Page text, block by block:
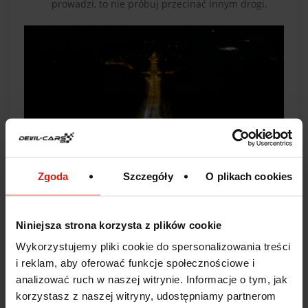
Zgoda Szczegóły O plikach cookies
Niniejsza strona korzysta z plików cookie
Wykorzystujemy pliki cookie do spersonalizowania treści
i reklam, aby oferować funkcje społecznościowe i
analizować ruch w naszej witrynie. Informacje o tym, jak
korzystasz z naszej witryny, udostępniamy partnerom
prowadzi, to nie próbuj przecinać innym drogi.
Jak jechać po rondzie turbinowym krok
Zwolnij przed rondem.
odczytanie znaków.
Sprawdź strzałki i tablice.Zobacz, który pas
prowadzi w twoim kierunku.
Wybierz pas przed wjazdem.Nie zostawiaj tej